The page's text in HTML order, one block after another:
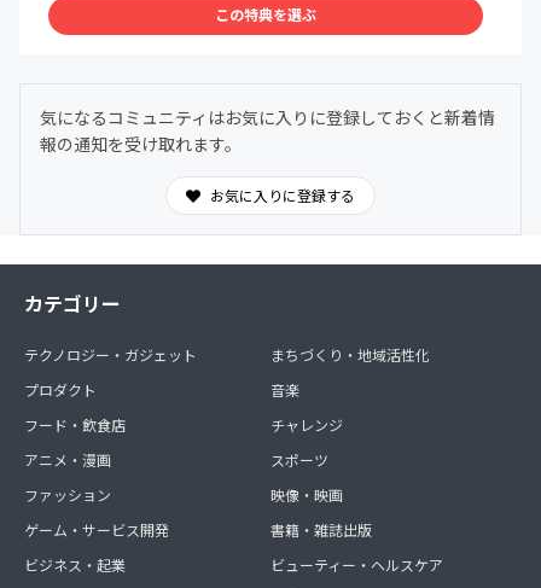
この特典を選ぶ
気になるコミュニティはお気に入りに登録しておくと新着情
報の通知を受け取れます。
お気に入りに登録する
カテゴリー
テクノロジー・ガジェット
プロダクト
フード・飲食店
アニメ・漫画
ファッション
ゲーム・サービス開発
ビジネス・起業
まちづくり・地域活性化
音楽
チャレンジ
スポーツ
映像・映画
書籍・雑誌出版
ビューティー・ヘルスケア